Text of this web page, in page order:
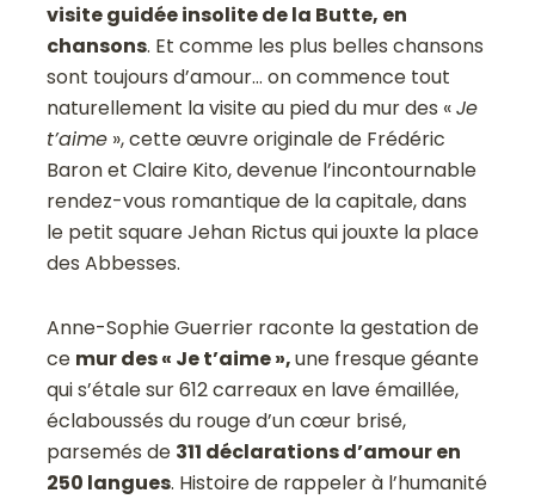
visite guidée insolite de la Butte, en
chansons. Et comme les plus belles chansons
sont toujours d’amour… on commence tout
naturellement la visite au pied du mur des «Je
t’aime », cette œuvre originale de Frédéric
Baron et Claire Kito, devenue l’incontournable
rendez-vous romantique de la capitale, dans
le petit square Jehan Rictus qui jouxte la place
des Abbesses.
Anne-Sophie Guerrier raconte la gestation de
ce mur des « Je t’aime »,une fresque géante
qui s’étale sur 612 carreaux en lave émaillée,
éclaboussés du rouge d’un cœur brisé,
parsemés de 311 déclarations d’amour en
250 langues. Histoire de rappeler à l’humanité